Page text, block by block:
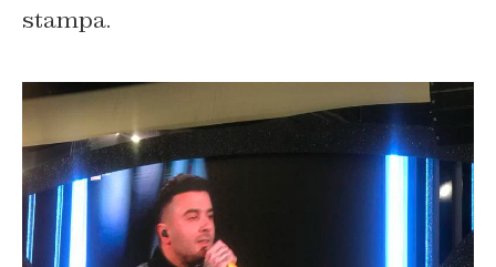
stampa.